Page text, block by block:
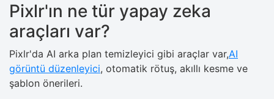
Pixlr'ın ne tür yapay zeka
araçları var?
Pixlr'da AI arka plan temizleyici gibi araçlar var,AI
görüntü düzenleyici, otomatik rötuş, akıllı kesme ve
şablon önerileri.